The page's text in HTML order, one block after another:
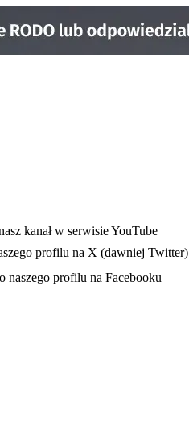
się w nowej karcie
kanał w serwisie YouTube
profilu na X (dawniej Twitter)
się w nowej karcie
naszego profilu na Facebooku